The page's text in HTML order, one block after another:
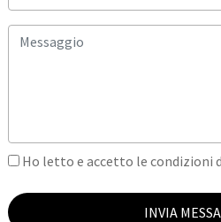
Ho letto e accetto le condizioni
INVIA